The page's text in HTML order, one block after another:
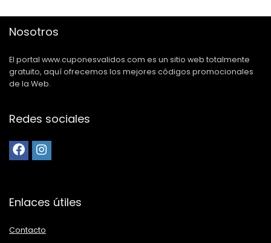
Nosotros
El portal www.cuponesvalidos.com es un sitio web totalmente
gratuito, aquí ofrecemos los mejores códigos promocionales
de la Web.
Redes sociales
Enlaces útiles
Contacto